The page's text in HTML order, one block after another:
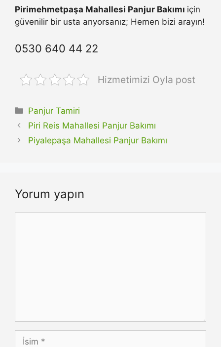
Pirimehmetpaşa Mahallesi Panjur Bakımı için
güvenilir bir usta arıyorsanız; Hemen bizi arayın!
0530 640 44 22
Hizmetimizi Oyla post
Kategoriler
Panjur Tamiri
Piri Reis Mahallesi Panjur Bakımı
Piyalepaşa Mahallesi Panjur Bakımı
Yorum yapın
İsim